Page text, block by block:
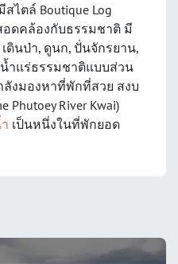
ตล์ Boutique Log
อดคล้องกับธรรมชาติ มี
ดินป่า, ดูนก, ปั่นจักรยาน,
ำแร่ธรรมชาติแบบส่วน
งมองหาที่พักที่สวย สงบ
Phutoey River Kwai)
เป็นหนึ่งในที่พักยอด